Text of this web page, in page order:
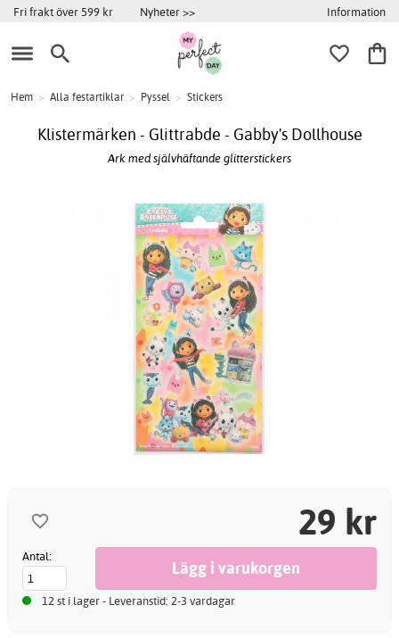
Fri frakt över 599 kr Nyheter >> Information
Hem > Alla festartiklar > Pyssel > Stickers
Klistermärken - Glittrabde - Gabby's Dollhouse
Ark med självhäftande glitterstickers
29 kr
Antal:
12 st i lager - Leveranstid: 2-3 vardagar